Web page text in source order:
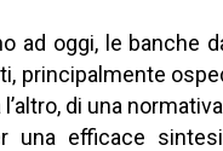
ad oggi, le banche
principalmente
l’altro, di una
una efficace